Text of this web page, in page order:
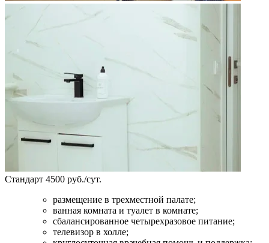
Стандарт 4500 руб./сут.
размещение в трехместной палате;
ванная комната и туалет в комнате;
сбалансированное четырехразовое питание;
телевизор в холле;